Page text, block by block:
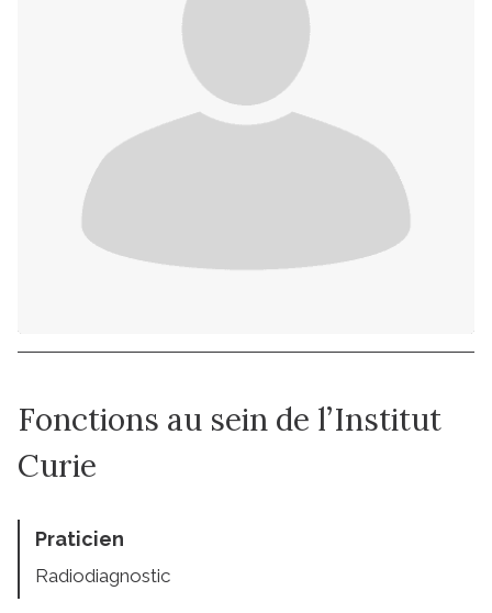
Fonctions au sein de l’Institut
Curie
Praticien
Radiodiagnostic